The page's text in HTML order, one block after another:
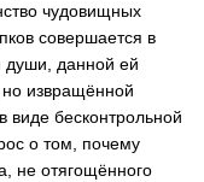
чудовищных
совершается в
души, данной ей
извращённой
виде бесконтрольной
о том, почему
не отягощённого